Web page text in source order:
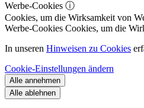
Werbe-Cookies ⓘ
Cookies, um die Wirksamkeit von
Werbe-Cookies Cookies, um die
In unseren Hinweisen zu Cookies
Cookie-Einstellungen ändern
Alle annehmen
Alle ablehnen